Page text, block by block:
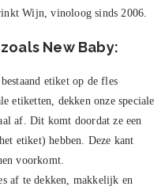
Wijn, vinoloog sinds 2006.
New Baby:
etiket op de fles
etiketten, dekken onze speciale
af. Dit komt doordat ze een
etiket) hebben. Deze kant
voorkomt.
af te dekken, makkelijk en